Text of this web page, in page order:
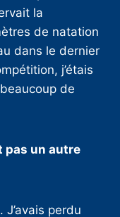
la
de natation
dans le dernier
j’étais
de
pas un autre
perdu